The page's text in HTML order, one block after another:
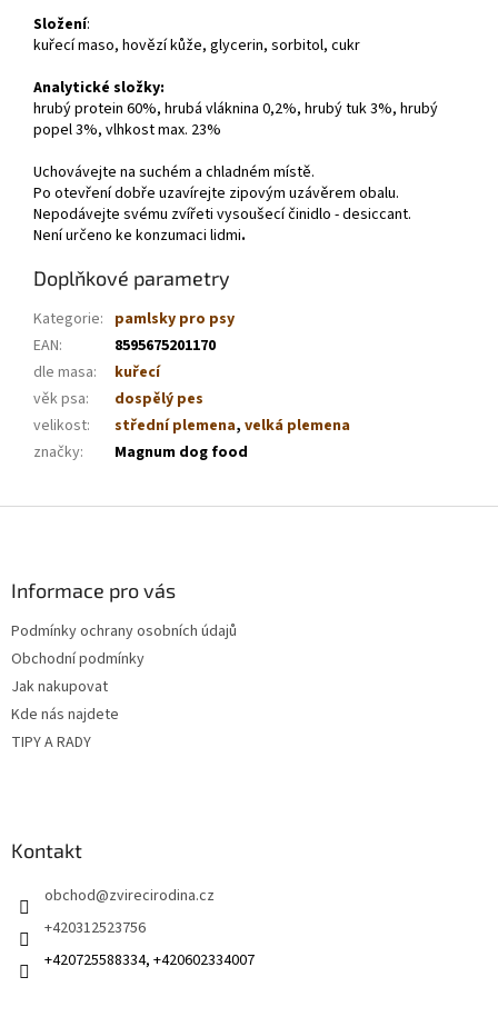
Složení:
kuřecí maso, hovězí kůže, glycerin, sorbitol, cukr
Analytické složky:
hrubý protein 60%, hrubá vláknina 0,2%, hrubý tuk 3%, hrubý
popel 3%, vlhkost max. 23%
Uchovávejte na suchém a chladném místě.
Po otevření dobře uzavírejte zipovým uzávěrem obalu.
Nepodávejte svému zvířeti vysoušecí činidlo - desiccant.
Není určeno ke konzumaci lidmi.
Doplňkové parametry
Kategorie: pamlsky pro psy
EAN:
8595675201170
dle masa:
kuřecí
věk psa:
dospělý pes
velikost: střední plemena, velká plemena
značky: Magnum dog food
Informace pro vás
Podmínky ochrany osobních údajů
Obchodní podmínky
Jak nakupovat
Kde nás najdete
TIPY A RADY
Kontakt
obchod@zvirecirodina.cz
+420312523756
+420725588334, +420602334007